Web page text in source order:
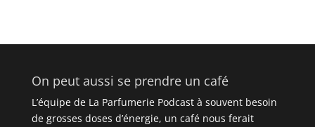
On peut aussi se prendre un café
L’équipe de La Parfumerie Podcast à souvent besoin
de grosses doses d’énergie, un café nous ferait